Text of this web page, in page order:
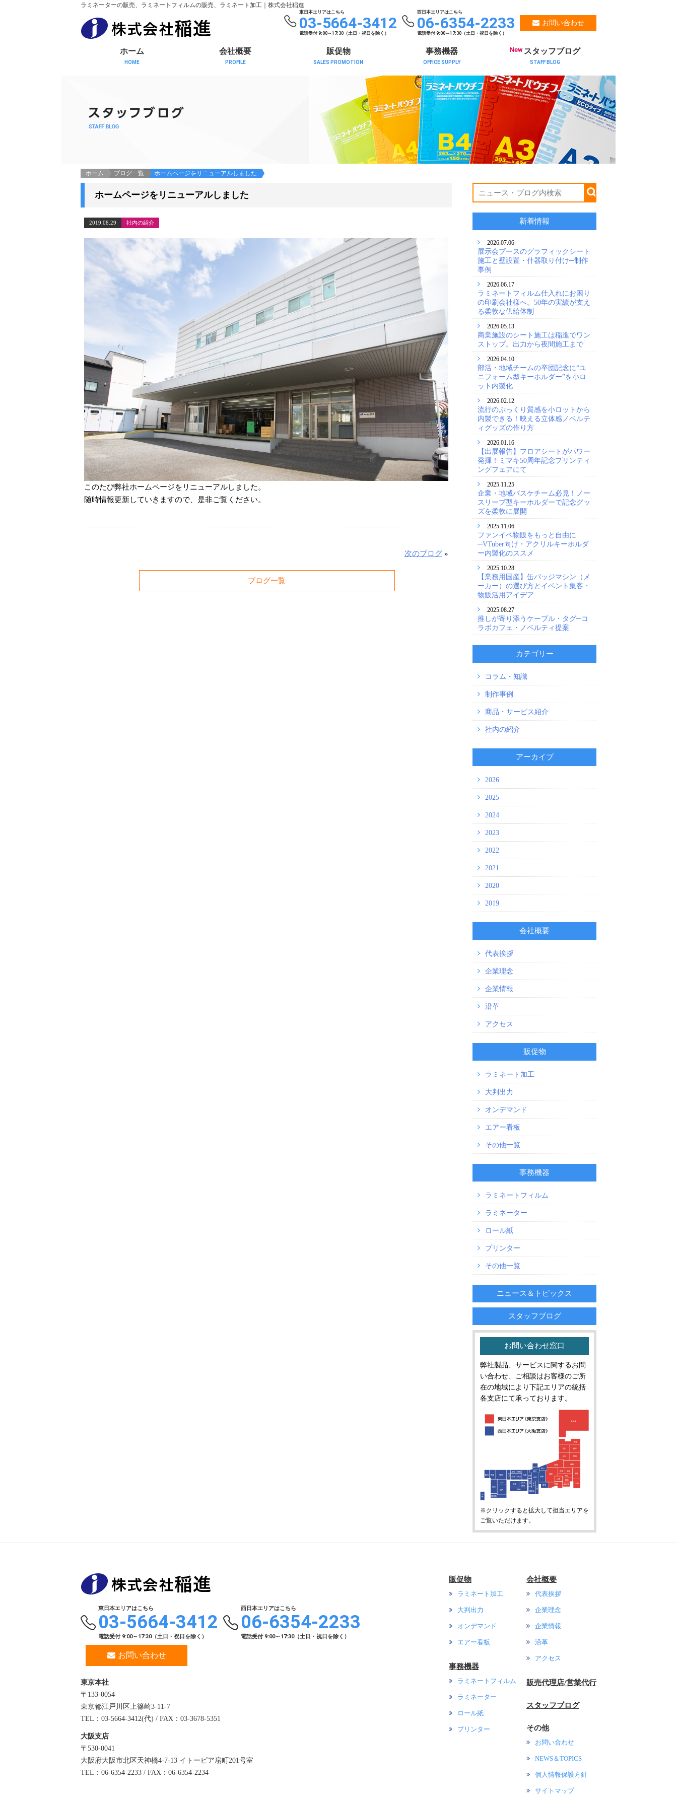
ラミネーターの販売、ラミネートフィルムの販売、ラミネート加工 ｜株式会社稲進
お問い合わせ
西日本エリアはこちら
06-6354-2233
電話受付 9:00～17:30（土日・祝日を除く）
東日本エリアはこちら
03-5664-3412
電話受付 9:00～17:30（土日・祝日を除く）
ホーム
HOME
会社概要
PROFILE
販促物
SALES PROMOTION
事務機器
OFFICE SUPPLY
New スタッフブログ
STAFF BLOG
ホーム ブログ一覧 ホームページをリニューアルしました
ホームページをリニューアルしました
2019.08.29 社内の紹介
このたび弊社ホームページをリニューアルしました。
随時情報更新していきますので、是非ご覧ください。
次のブログ»
ブログ一覧
新着情報
2026.07.06
展示会ブースのグラフィックシート
施工と壁設置・什器取り付け─制作
事例
2026.06.17
ラミネートフィルム仕入れにお困り
の印刷会社様へ。50年の実績が支え
る柔軟な供給体制
2026.05.13
商業施設のシート施工は稲進でワン
ストップ。出力から夜間施工まで
2026.04.10
部活・地域チームの卒団記念に“ユ
ニフォーム型キーホルダー”を小ロ
ット内製化
2026.02.12
流行のぷっくり質感を小ロットから
内製できる！映える立体感ノベルテ
ィグッズの作り方
2026.01.16
【出展報告】フロアシートがパワー
発揮！ミマキ50周年記念プリンティ
ングフェアにて
2025.11.25
企業・地域バスケチーム必見！ノー
スリーブ型キーホルダーで記念グッ
ズを柔軟に展開
2025.11.06
ファンイベ物販をもっと自由に
─VTuber向け・アクリルキーホルダ
ー内製化のススメ
2025.10.28
【業務用国産】缶バッジマシン（メ
ーカー）の選び方とイベント集客・
物販活用アイデア
2025.08.27
推しが寄り添うケーブル・タグ─コ
ラボカフェ・ノベルティ提案
カテゴリー
コラム・知識
制作事例
商品・サービス紹介
社内の紹介
アーカイブ
2026
2025
2024
2023
2022
2021
2020
2019
会社概要
代表挨拶
企業理念
企業情報
沿革
アクセス
販促物
ラミネート加工
大判出力
オンデマンド
エアー看板
その他一覧
事務機器
ラミネートフィルム
ラミネーター
ロール紙
プリンター
その他一覧
ニュース＆トピックス
スタッフブログ
お問い合わせ窓口
弊社製品、サービスに関するお問
い合わせ、ご相談はお客様のご所
在の地域により下記エリアの統括
各支店にて承っております。
※クリックすると拡大して担当エリアを
ご覧いただけます。
東日本エリアはこちら
03-5664-3412
電話受付 9:00～17:30（土日・祝日を除く）
西日本エリアはこちら
06-6354-2233
電話受付 9:00～17:30（土日・祝日を除く）
お問い合わせ
東京本社
〒133-0054
東京都江戸川区上篠崎3-11-7
TEL：03-5664-3412(代) / FAX：03-3678-5351
大阪支店
〒530-0041
大阪府大阪市北区天神橋4-7-13 イトーピア扇町201号室
TEL：06-6354-2233 / FAX：06-6354-2234
会社概要
代表挨拶
企業理念
企業情報
沿革
アクセス
販売代理店/営業代行
スタッフブログ
その他
お問い合わせ
NEWS＆TOPICS
個人情報保護方針
サイトマップ
販促物
ラミネート加工
大判出力
オンデマンド
エアー看板
事務機器
ラミネートフィルム
ラミネーター
ロール紙
プリンター